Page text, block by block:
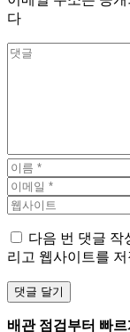
다
다음 번 댓글 작
리고 웹사이트를
배관 점검부터 빠르